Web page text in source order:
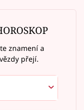
znamení a
přejí.